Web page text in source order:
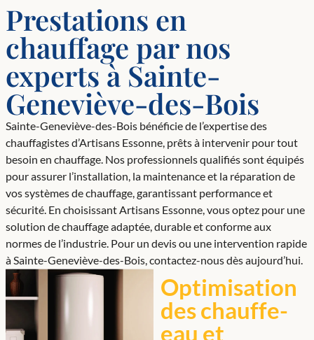
Prestations en
chauffage par nos
experts à Sainte-
Geneviève-des-Bois
Sainte-Geneviève-des-Bois bénéficie de l’expertise des
chauffagistes d’Artisans Essonne, prêts à intervenir pour tout
besoin en chauffage. Nos professionnels qualifiés sont équipés
pour assurer l’installation, la maintenance et la réparation de
vos systèmes de chauffage, garantissant performance et
sécurité. En choisissant Artisans Essonne, vous optez pour une
solution de chauffage adaptée, durable et conforme aux
normes de l’industrie. Pour un devis ou une intervention rapide
à Sainte-Geneviève-des-Bois, contactez-nous dès aujourd’hui.
Optimisation
des chauffe-
eau et